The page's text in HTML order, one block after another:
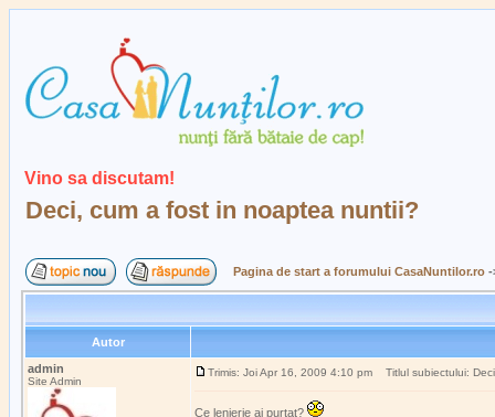
Vino sa discutam!
Deci, cum a fost in noaptea nuntii?
Pagina de start a forumului CasaNuntilor.ro
Autor
admin
Site Admin
Trimis: Joi Apr 16, 2009 4:10 pm Titlul subiectului:
Ce lenjerie ai purtat?